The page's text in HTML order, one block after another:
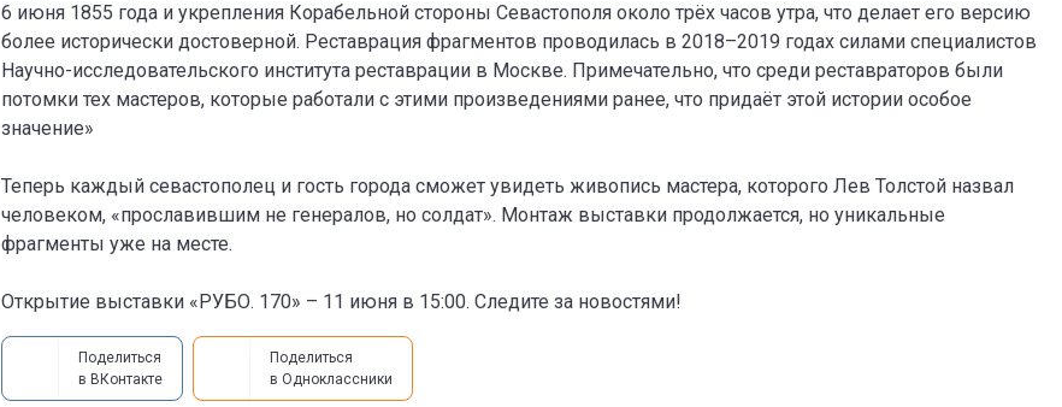
6 июня 1855 года и укрепления Корабельной стороны Севастополя около трёх часов утра, что делает его версию
более исторически достоверной. Реставрация фрагментов проводилась в 2018–2019 годах силами специалистов
Научно-исследовательского института реставрации в Москве. Примечательно, что среди реставраторов были
потомки тех мастеров, которые работали с этими произведениями ранее, что придаёт этой истории особое
значение»
Теперь каждый севастополец и гость города сможет увидеть живопись мастера, которого Лев Толстой назвал
человеком, «прославившим не генералов, но солдат». Монтаж выставки продолжается, но уникальные
фрагменты уже на месте.
Открытие выставки «РУБО. 170» – 11 июня в 15:00. Следите за новостями!
Поделиться
в ВКонтакте
Поделиться
в Одноклассники